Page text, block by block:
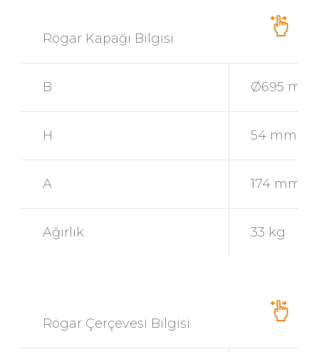
Rögar Kapağı Bilgisi
B Ø695 mm
H 54 mm
A 174 mm
Ağırlık 33 kg
Rögar Çerçevesi Bilgisi